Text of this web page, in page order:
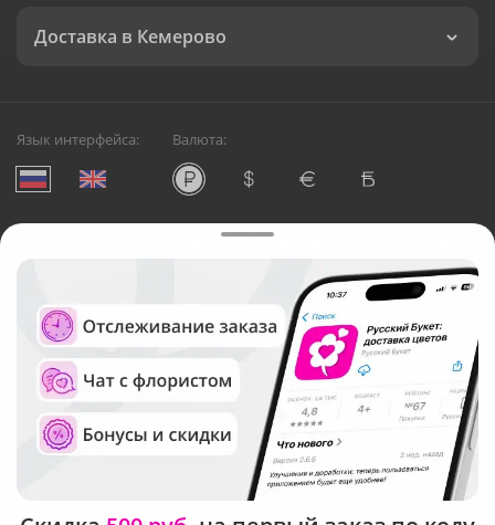
Доставка в Кемерово
Язык интерфейса: Валюта:
Служба круглосуточной доставки цветов в Кемерово
Русский Букет, 2026
Общество с ограниченной ответственностью «Технология»
ОГРН: 1195476081745, ИНН: 5410081997
Юридический адрес: г. Новосибирск, ул. Ипподромская,
д.42, оф. 3
Рейтинг Русского букета